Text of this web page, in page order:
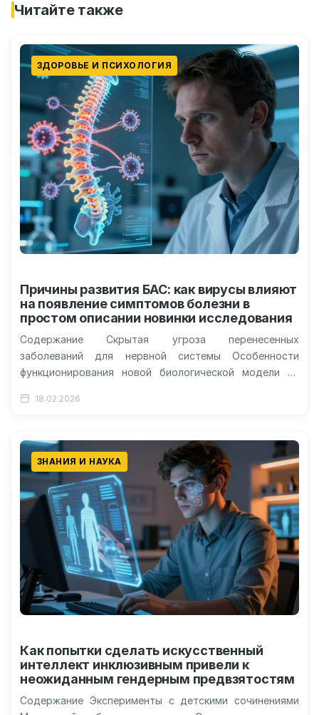
Читайте также
ЗДОРОВЬЕ И ПСИХОЛОГИЯ
Причины развития БАС: как вирусы влияют
на появление симптомов болезни в
простом описании новинки исследования
Содержание Скрытая угроза перенесенных
заболеваний для нервной системы Особенности
функционирования новой биологической модели на
двигательных путей Перспективы разработки новых
18.02.2026
ЗНАНИЯ И НАУКА
Как попытки сделать искусственный
интеллект инклюзивным привели к
неожиданным гендерным предвзятостям
Содержание Эксперименты с детскими сочинениями